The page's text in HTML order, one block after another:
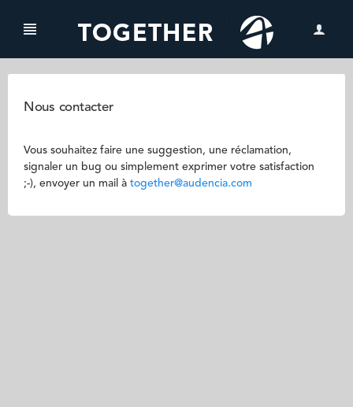
Nous contacter
Vous souhaitez faire une suggestion, une réclamation,
signaler un bug ou simplement exprimer votre satisfaction
;-), envoyer un mail à together@audencia.com